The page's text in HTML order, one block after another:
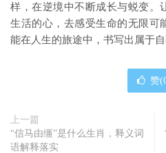
样，在逆境中不断成长与蜕变。
生活的心，去感受生命的无限可
能在人生的旅途中，书写出属于自
赞(
上一篇
“信马由缰”是什么生肖，释义词
语解释落实